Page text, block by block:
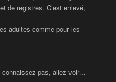
de registres. C’est enlevé,
adultes comme pour les
pas, allez voir…